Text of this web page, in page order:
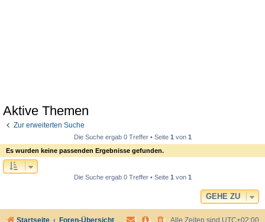
Aktive Themen
Zur erweiterten Suche
Die Suche ergab 0 Treffer • Seite 1von 1
Es wurden keine passenden Ergebnisse gefunden.
Die Suche ergab 0 Treffer • Seite 1von 1
GEHE ZU